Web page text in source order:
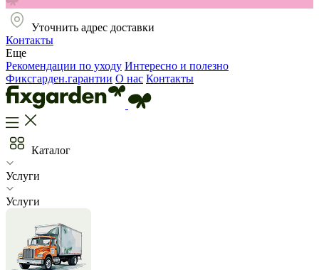
Уточнить адрес доставки
Контакты
Еще
Рекомендации по уходу Интересно и полезно
Фиксгарден.гарантии О нас Контакты
Каталог
Услуги
Услуги